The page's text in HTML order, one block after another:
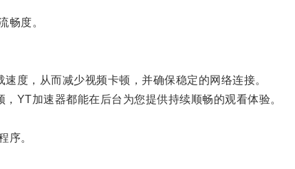
度。
，从而减少视频卡顿，并确保稳定的网络连接。
加速器都能在后台为您提供持续顺畅的观看体验。
序。